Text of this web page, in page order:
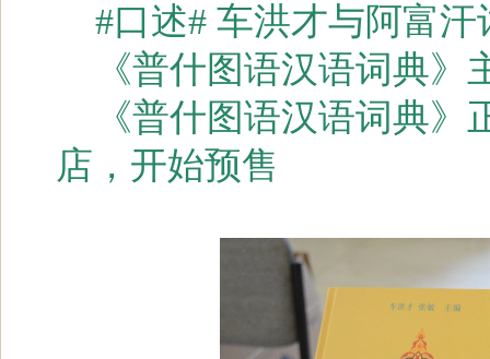
#口述# 车洪才与阿富汗
《普什图语汉语词典
《普什图语汉语词典
店，开始预售